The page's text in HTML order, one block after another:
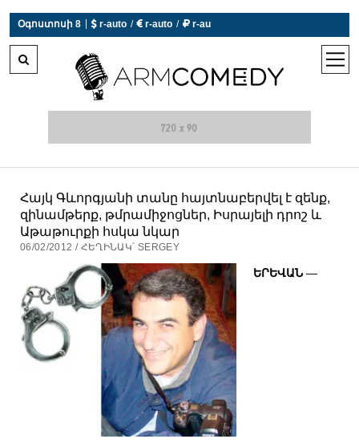
Օգոստոսի 8
 r-auto /  r-auto /  r-au
open
Հայկ Գևորգյանի տանը հայտնաբերվել է զենք,
զինամթերք, թմրամիջոցներ, Իսրայելի դրոշ և
Աթաթուրքի հսկա նկար
06/02/2012 / ՀԵՂԻՆԱԿ՝ SERGEY
ԵՐԵՎԱՆ —